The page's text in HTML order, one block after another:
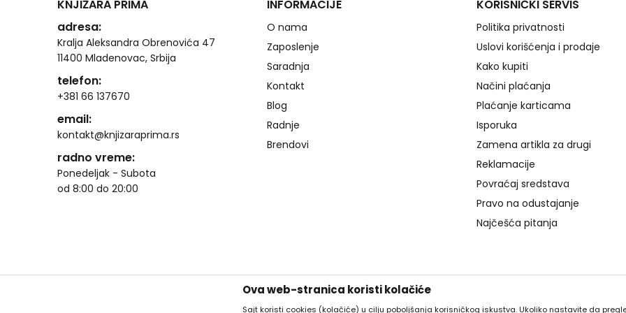
KNJIŽARA PRIMA
adresa:
Kralja Aleksandra Obrenovića 47
11400 Mladenovac, Srbija
telefon:
+381 66 137670
email:
kontakt@knjizaraprima.rs
radno vreme:
Ponedeljak - Subota
od 8:00 do 20:00
INFORMACIJE
O nama
Zaposlenje
Saradnja
Kontakt
Blog
Radnje
Brendovi
KORISNIČKI SERVIS
Politika privatnosti
Uslovi korišćenja i prodaje
Kako kupiti
Načini plaćanja
Plaćanje karticama
Isporuka
Zamena artikla za drugi
Reklamacije
Povraćaj sredstava
Pravo na odustajanje
Najčešća pitanja
Ova web-stranica koristi kolačiće
Sajt koristi cookies (kolačiće) u cilju poboljšanja korisničkog iskustva. Ukoliko nastavite da